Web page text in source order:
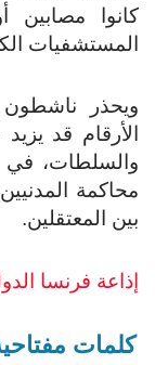
كانوا مصابين
المستشفيات
ويحذر
الأرقام قد
والسلطات، في
محاكمة
بين المعتقلين.
إذاعة فرنسا
كلمات